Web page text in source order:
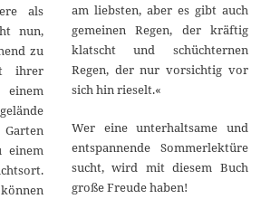
als
nun,
zu
ihrer
einem
am liebsten, aber es gibt auch
gemeinen Regen, der kräftig
klatscht und schüchternen
Regen, der nur vorsichtig vor
sich hin rieselt.«
Wer eine unterhaltsame und
entspannende Sommerlektüre
sucht, wird mit diesem Buch
große Freude haben!